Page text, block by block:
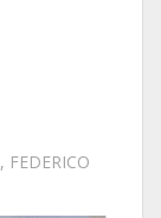
, FEDERICO